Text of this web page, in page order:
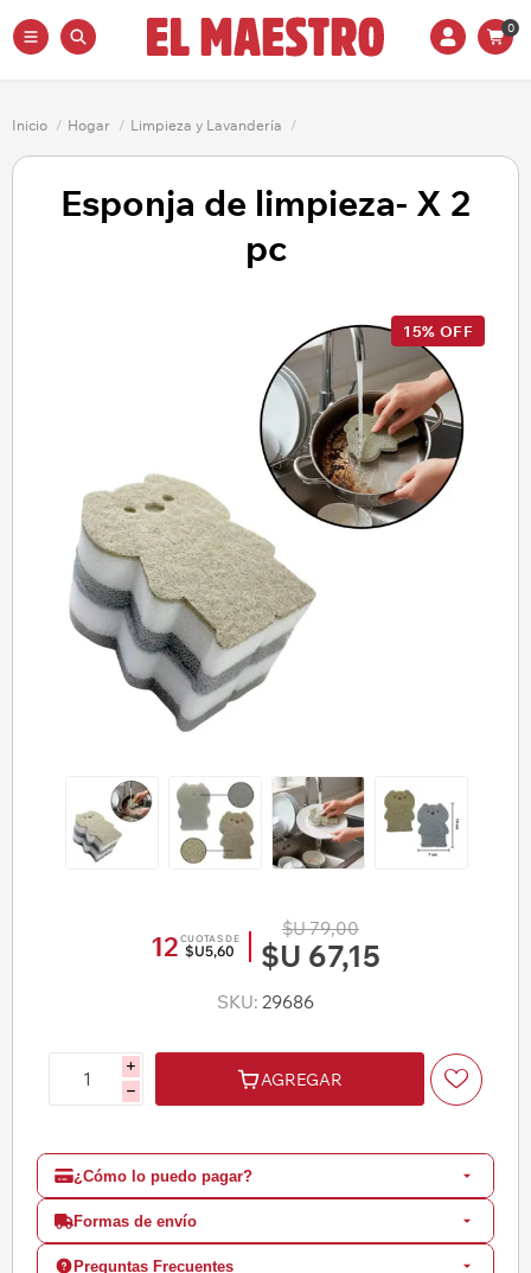
0
Inicio / Hogar / Limpieza y Lavandería /
Esponja de limpieza- X 2
pc
15% OFF
12 CUOTAS DE
$U5,60
$U 79,00
$U 67,15
SKU: 29686
i
h
AGREGAR
¿Cómo lo puedo pagar?
Formas de envío
Preguntas Frecuentes